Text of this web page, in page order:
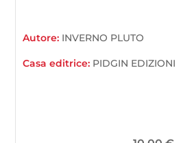
Autore: INVERNO PLUTO
Casa editrice: PIDGIN EDIZIONI